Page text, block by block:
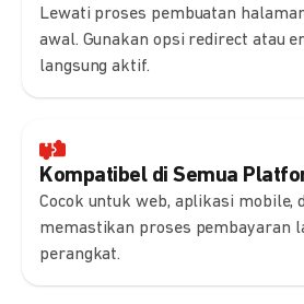
Lewati proses pembuatan
awal. Gunakan opsi redirect atau
langsung aktif.
Kompatibel di Semua
Cocok untuk web, aplikasi mobile,
memastikan proses pembayaran
perangkat.